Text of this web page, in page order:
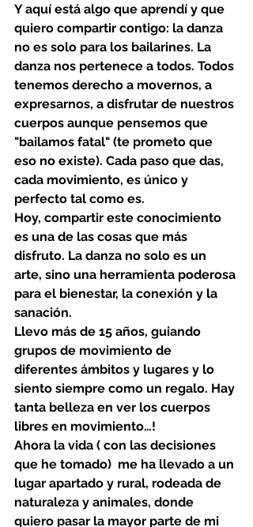
Y aquí está algo que aprendí y que
quiero compartir contigo: la danza
no es solo para los bailarines. La
danza nos pertenece a todos. Todos
tenemos derecho a movernos, a
expresarnos, a disfrutar de nuestros
cuerpos aunque pensemos que
"bailamos fatal" (te prometo que
eso no existe). Cada paso que das,
cada movimiento, es único y
perfecto tal como es.
Hoy, compartir este conocimiento
es una de las cosas que más
disfruto. La danza no solo es un
arte, sino una herramienta poderosa
para el bienestar, la conexión y la
sanación.
Llevo más de 15 años, guiando
grupos de movimiento de
diferentes ámbitos y lugares y lo
siento siempre como un regalo. Hay
tanta belleza en ver los cuerpos
libres en movimiento…!
Ahora la vida ( con las decisiones
que he tomado)  me ha llevado a un
lugar apartado y rural, rodeada de
naturaleza y animales, donde
quiero pasar la mayor parte de mi